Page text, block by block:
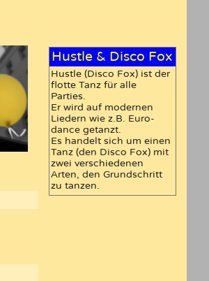
Hustle & Disco Fox
Hustle (Disco Fox) ist der
flotte Tanz für alle
Parties.
Er wird auf mo­dernen
Liedern wie z.B. Euro­
dance getanzt.
Es handelt sich um einen
Tanz (den Disco Fox) mit
zwei verschiedenen
Arten, den Grundschritt
zu tanzen.